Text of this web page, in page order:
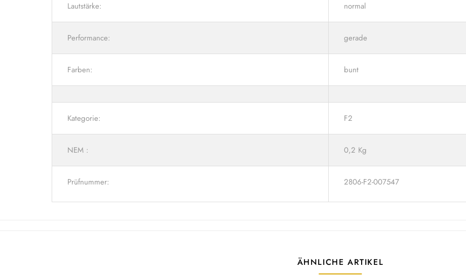
Lautstärke: normal
Performance: gerade
Farben: bunt
Kategorie: F2
NEM : 0,2 Kg
Prüfnummer: 2806-F2-007547
ÄHNLICHE ARTIKEL